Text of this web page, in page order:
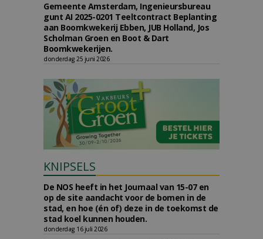
Gemeente Amsterdam, Ingenieursbureau
gunt AI 2025-0201 Teeltcontract Beplanting
aan Boomkwekerij Ebben, JUB Holland, Jos
Scholman Groen en Boot & Dart
Boomkwekerijen.
donderdag 25 juni 2026
KNIPSELS
De NOS heeft in het Journaal van 15-07 en
op de site aandacht voor de bomen in de
stad, en hoe (én of) deze in de toekomst de
stad koel kunnen houden.
donderdag 16 juli 2026